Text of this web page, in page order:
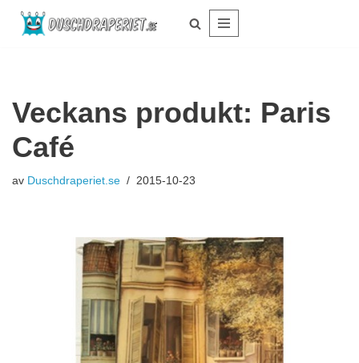
Veckans produkt: Paris
Café
av Duschdraperiet.se 2015-10-23